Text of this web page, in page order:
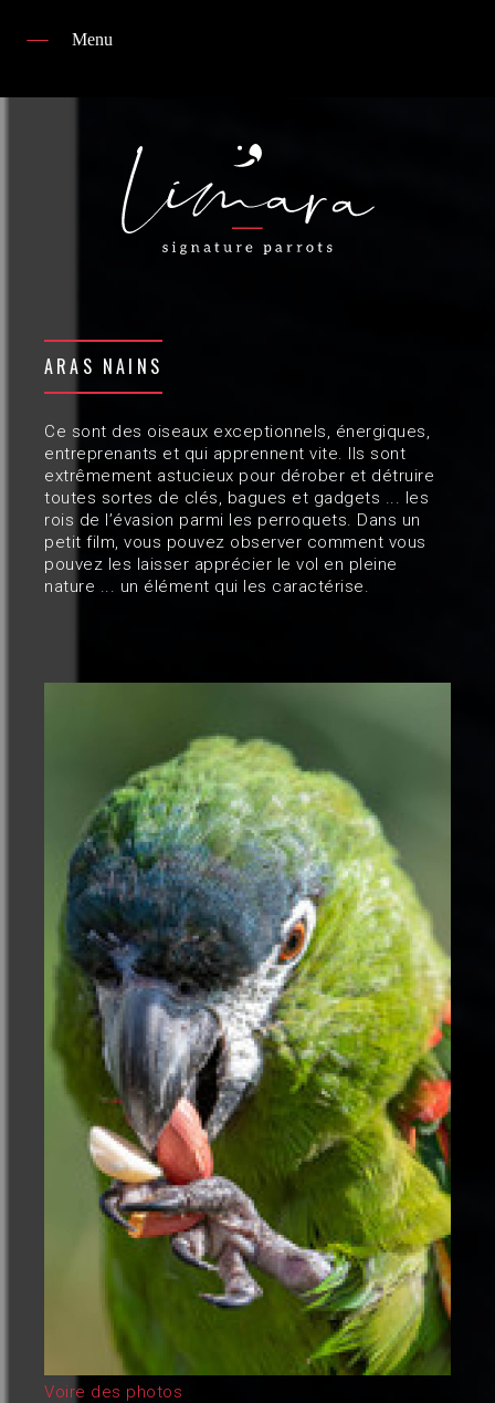
Menu
Collection d'oiseaux
FAQ
contact
ARAS NAINS
Ce sont des oiseaux exceptionnels, énergiques,
entreprenants et qui apprennent vite. Ils sont
extrêmement astucieux pour dérober et détruire
toutes sortes de clés, bagues et gadgets ... les
rois de l’évasion parmi les perroquets. Dans un
petit film, vous pouvez observer comment vous
pouvez les laisser apprécier le vol en pleine
nature ... un élément qui les caractérise.
Voire des photos